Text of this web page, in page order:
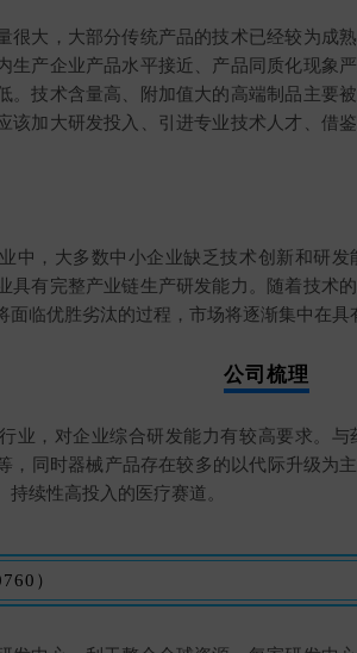
很大，大部分传统产品的技术已经较为成
生产企业产品水平接近、产品同质化现象
。技术含量高、附加值大的高端制品主要
该加大研发投入、引进专业技术人才、借
中，大多数中小企业缺乏技术创新和研
具有完整产业链生产研发能力。随着技术
面临优胜劣汰的过程，市场将逐渐集中在
公司梳理
业，对企业综合研发能力有较高要求。
，同时器械产品存在较多的以代际升级为
续性高投入的医疗赛道。
）